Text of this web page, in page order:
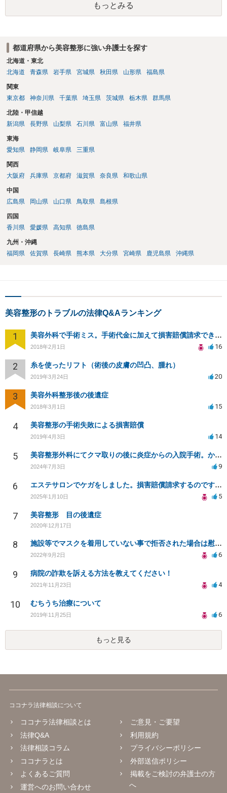
もっとみる
都道府県から美容整形に強い弁護士を探す
北海道・東北
北海道
青森県 岩手県 宮城県 秋田県 山形県 福島県
関東
東京都
神奈川県 千葉県 埼玉県 茨城県 栃木県 群馬県
北陸・甲信越
新潟県
長野県 山梨県 石川県 富山県 福井県
東海
愛知県
静岡県 岐阜県 三重県
関西
大阪府
兵庫県 京都府 滋賀県 奈良県 和歌山県
中国
広島県
岡山県 山口県 鳥取県 島根県
四国
香川県
愛媛県 高知県 徳島県
九州・沖縄
福岡県
佐賀県 長崎県 熊本県 大分県 宮崎県 鹿児島県 沖縄県
美容整形のトラブルの法律Q&Aランキング
1 美容外科で手術ミス。手術代金に加えて損害賠償請求できますか？
2018年2月1日 16
2 糸を使ったリフト（術後の皮膚の凹凸、腫れ）
2019年3月24日 20
3 美容外科整形後の後遺症
2018年3月1日 15
4 美容整形の手術失敗による損害賠償
2019年4月3日 14
5 美容整形外科にてクマ取りの後に炎症からの入院手術。かかった費用を負担して欲しい。
2024年7月3日 9
6 エステサロンでケガをしました。損害賠償請求するのですが相場がわかりません。
2025年1月10日 5
7 美容整形 目の後遺症
2020年12月17日
8 施設等でマスクを着用していない事で拒否された場合は慰謝料を請求できるでしょうか？
2022年9月2日 6
9 病院の詐欺を訴える方法を教えてください！
2021年11月23日 4
10 むちうち治療について
2019年11月25日 6
もっと見る
ココナラ法律相談について
ココナラ法律相談とは
法律Q&A
法律相談コラム
ココナラとは
よくあるご質問
運営へのお問い合わせ
ご意見・ご要望
利用規約
プライバシーポリシー
外部送信ポリシー
掲載をご検討の弁護士の方
へ